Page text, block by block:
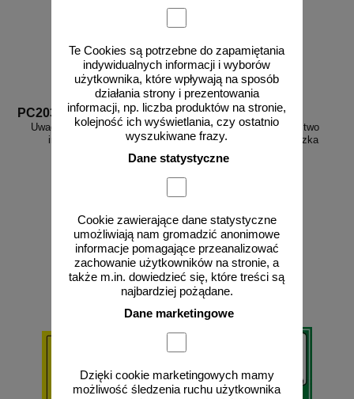
Te Cookies są potrzebne do zapamiętania
indywidualnych informacji i wyborów
użytkownika, które wpływają na sposób
działania strony i prezentowania
informacji, np. liczba produktów na stronie,
kolejność ich wyświetlania, czy ostatnio
wyszukiwane frazy.
Dane statystyczne
Cookie zawierające dane statystyczne
umożliwiają nam gromadzić anonimowe
informacje pomagające przeanalizować
zachowanie użytkowników na stronie, a
także m.in. dowiedzieć się, które treści są
najbardziej pożądane.
Dane marketingowe
Dzięki cookie marketingowych mamy
możliwość śledzenia ruchu użytkownika
PC203
Uwaga! Groźny pies 2 - znak
informacyjny - PC203
od 20,04 zł
16,29 zł netto
do koszyka
GF041
Uwaga! Niebezpieczeństwo
zgniecenia dłoni - tabliczka
od 2,96 zł
2,41 zł netto
do koszyka